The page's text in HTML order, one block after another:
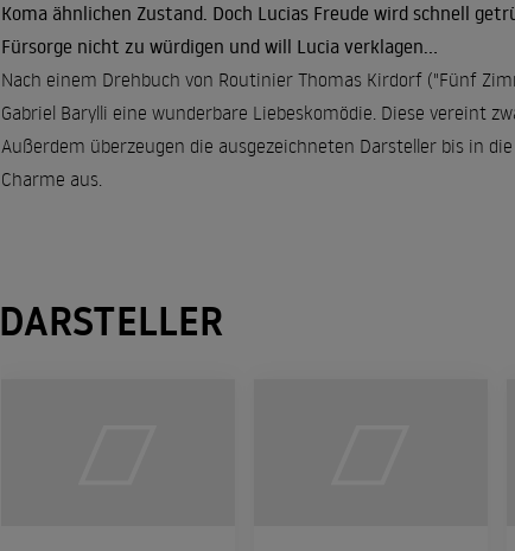
Koma ähnlichen Zustand. Doch Lucias Freude wird schnell
Fürsorge nicht zu würdigen und will Lucia verklagen...
Nach einem Drehbuch von Routinier Thomas Kirdorf ("Fünf
Gabriel Barylli eine wunderbare Liebeskomödie. Diese vereint
Außerdem überzeugen die ausgezeichneten Darsteller bis in
Charme aus.
DARSTELLER